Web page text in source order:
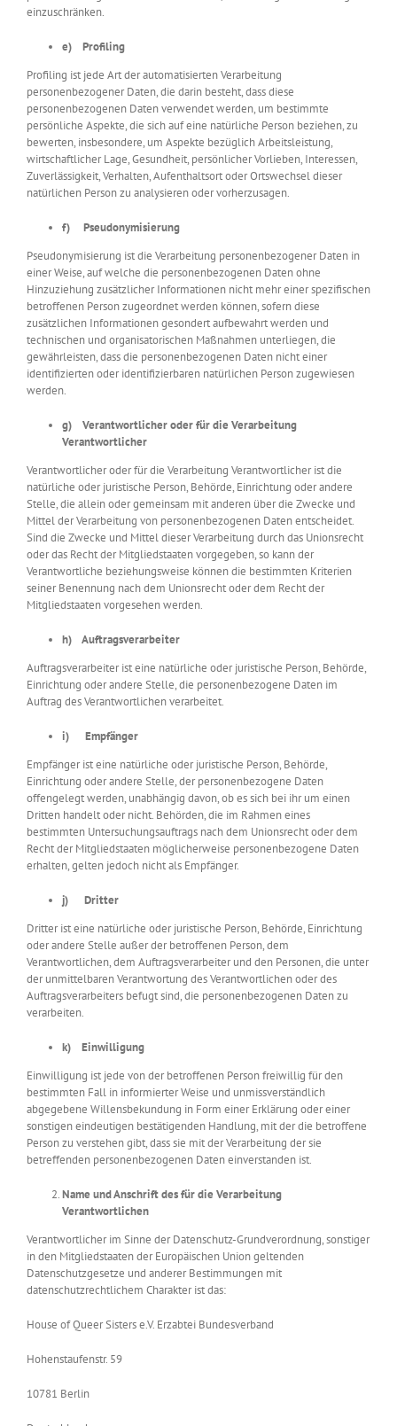
einzuschränken.
e) Profiling
Profiling ist jede Art der automatisierten Verarbeitung
personenbezogener Daten, die darin besteht, dass diese
personenbezogenen Daten verwendet werden, um bestimmte
persönliche Aspekte, die sich auf eine natürliche Person beziehen, zu
bewerten, insbesondere, um Aspekte bezüglich Arbeitsleistung,
wirtschaftlicher Lage, Gesundheit, persönlicher Vorlieben, Interessen,
Zuverlässigkeit, Verhalten, Aufenthaltsort oder Ortswechsel dieser
natürlichen Person zu analysieren oder vorherzusagen.
f) Pseudonymisierung
Pseudonymisierung ist die Verarbeitung personenbezogener Daten in
einer Weise, auf welche die personenbezogenen Daten ohne
Hinzuziehung zusätzlicher Informationen nicht mehr einer spezifischen
betroffenen Person zugeordnet werden können, sofern diese
zusätzlichen Informationen gesondert aufbewahrt werden und
technischen und organisatorischen Maßnahmen unterliegen, die
gewährleisten, dass die personenbezogenen Daten nicht einer
identifizierten oder identifizierbaren natürlichen Person zugewiesen
werden.
g) Verantwortlicher oder für die Verarbeitung
Verantwortlicher
Verantwortlicher oder für die Verarbeitung Verantwortlicher ist die
natürliche oder juristische Person, Behörde, Einrichtung oder andere
Stelle, die allein oder gemeinsam mit anderen über die Zwecke und
Mittel der Verarbeitung von personenbezogenen Daten entscheidet.
Sind die Zwecke und Mittel dieser Verarbeitung durch das Unionsrecht
oder das Recht der Mitgliedstaaten vorgegeben, so kann der
Verantwortliche beziehungsweise können die bestimmten Kriterien
seiner Benennung nach dem Unionsrecht oder dem Recht der
Mitgliedstaaten vorgesehen werden.
h) Auftragsverarbeiter
Auftragsverarbeiter ist eine natürliche oder juristische Person, Behörde,
Einrichtung oder andere Stelle, die personenbezogene Daten im
Auftrag des Verantwortlichen verarbeitet.
i) Empfänger
Empfänger ist eine natürliche oder juristische Person, Behörde,
Einrichtung oder andere Stelle, der personenbezogene Daten
offengelegt werden, unabhängig davon, ob es sich bei ihr um einen
Dritten handelt oder nicht. Behörden, die im Rahmen eines
bestimmten Untersuchungsauftrags nach dem Unionsrecht oder dem
Recht der Mitgliedstaaten möglicherweise personenbezogene Daten
erhalten, gelten jedoch nicht als Empfänger.
j) Dritter
Dritter ist eine natürliche oder juristische Person, Behörde, Einrichtung
oder andere Stelle außer der betroffenen Person, dem
Verantwortlichen, dem Auftragsverarbeiter und den Personen, die unter
der unmittelbaren Verantwortung des Verantwortlichen oder des
Auftragsverarbeiters befugt sind, die personenbezogenen Daten zu
verarbeiten.
k) Einwilligung
Einwilligung ist jede von der betroffenen Person freiwillig für den
bestimmten Fall in informierter Weise und unmissverständlich
abgegebene Willensbekundung in Form einer Erklärung oder einer
sonstigen eindeutigen bestätigenden Handlung, mit der die betroffene
Person zu verstehen gibt, dass sie mit der Verarbeitung der sie
betreffenden personenbezogenen Daten einverstanden ist.
Name und Anschrift des für die Verarbeitung
Verantwortlichen
Verantwortlicher im Sinne der Datenschutz-Grundverordnung, sonstiger
in den Mitgliedstaaten der Europäischen Union geltenden
Datenschutzgesetze und anderer Bestimmungen mit
datenschutzrechtlichem Charakter ist das:
House of Queer Sisters e.V. Erzabtei Bundesverband
Hohenstaufenstr. 59
10781 Berlin